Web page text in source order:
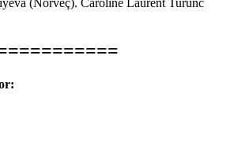
(Norveç). Caroline Laurent Turunc